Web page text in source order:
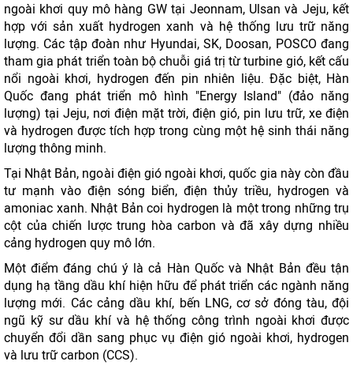
ngoài khơi quy mô hàng GW tại Jeonnam, Ulsan và Jeju, kết
hợp với sản xuất hydrogen xanh và hệ thống lưu trữ năng
lượng. Các tập đoàn như Hyundai, SK, Doosan, POSCO đang
tham gia phát triển toàn bộ chuỗi giá trị từ turbine gió, kết cấu
nổi ngoài khơi, hydrogen đến pin nhiên liệu. Đặc biệt, Hàn
Quốc đang phát triển mô hình "Energy Island" (đảo năng
lượng) tại Jeju, nơi điện mặt trời, điện gió, pin lưu trữ, xe điện
và hydrogen được tích hợp trong cùng một hệ sinh thái năng
lượng thông minh.
Tại Nhật Bản, ngoài điện gió ngoài khơi, quốc gia này còn đầu
tư mạnh vào điện sóng biển, điện thủy triều, hydrogen và
amoniac xanh. Nhật Bản coi hydrogen là một trong những trụ
cột của chiến lược trung hòa carbon và đã xây dựng nhiều
cảng hydrogen quy mô lớn.
Một điểm đáng chú ý là cả Hàn Quốc và Nhật Bản đều tận
dụng hạ tầng dầu khí hiện hữu để phát triển các ngành năng
lượng mới. Các cảng dầu khí, bến LNG, cơ sở đóng tàu, đội
ngũ kỹ sư dầu khí và hệ thống công trình ngoài khơi được
chuyển đổi dần sang phục vụ điện gió ngoài khơi, hydrogen
và lưu trữ carbon (CCS).